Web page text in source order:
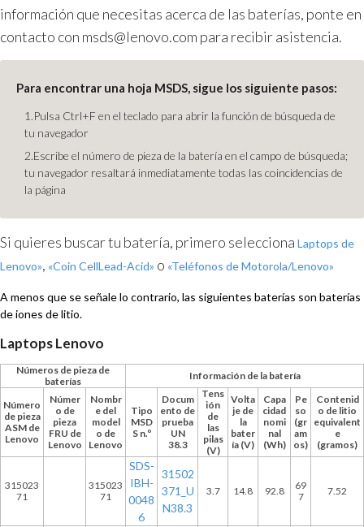
información que necesitas acerca de las baterías, ponte en
contacto con msds@lenovo.com para recibir asistencia.
Para encontrar una hoja MSDS, sigue los siguiente pasos:
1.Pulsa Ctrl+F en el teclado para abrir la función de búsqueda de
tu navegador
2.Escribe el número de pieza de la batería en el campo de búsqueda;
tu navegador resaltará inmediatamente todas las coincidencias de
la página
Si quieres buscar tu batería, primero selecciona Laptops de
Lenovo», «Coin CellLead-Acid» o «Teléfonos de Motorola/Lenovo»
A menos que se señale lo contrario, las siguientes baterías son baterías
de iones de litio.
Laptops Lenovo
Números de pieza de
baterías
Información de la batería
Número
de pieza
ASM de
Lenovo
Númer
o de
pieza
FRU de
Lenovo
Nombr
e del
model
o de
Lenovo
Tipo
MSD
S n.º
Docum
ento de
prueba
UN
38.3
Tens
ión
de
las
pilas
(V)
Volta
je de
la
bater
ía (V)
Capa
cidad
nomi
nal
(Wh)
Pe
so
(gr
am
os)
Contenid
o de litio
equivalent
e
(gramos)
315023
71
315023
71
SDS-
IBH-
0048
6
31502
371_U
N38.3
3.7 14.8 92.8
69
7
7.52